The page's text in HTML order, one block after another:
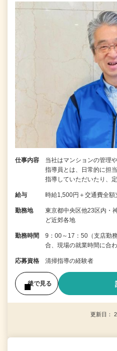
仕事内容
当社はマンションの管理
指導員とは、日常的に担
指導していただいたり、
給与 時給1,500円＋交通費全額
勤務地
東京都中央区他23区内・
ど近郊各地
勤務時間
9：00～17：50（支店勤
合、現場の就業時間に合
応募資格 清掃指導の経験者
後で見る
更新日：